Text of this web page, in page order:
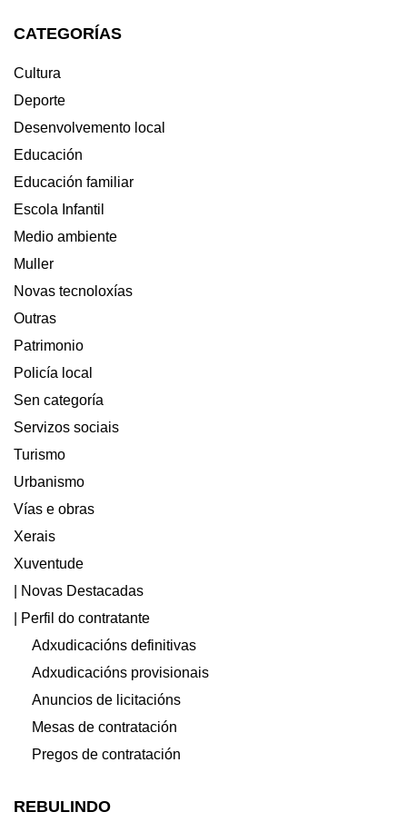
«LAMPREA
MIÑO»
CATEGORÍAS
Cultura
Deporte
Desenvolvemento local
Educación
Educación familiar
Escola Infantil
Medio ambiente
Muller
Novas tecnoloxías
Outras
Patrimonio
Policía local
Sen categoría
Servizos sociais
Turismo
Urbanismo
Vías e obras
Xerais
Xuventude
| Novas Destacadas
| Perfil do contratante
Adxudicacións definitivas
Adxudicacións provisionais
Anuncios de licitacións
Mesas de contratación
Pregos de contratación
REBULINDO